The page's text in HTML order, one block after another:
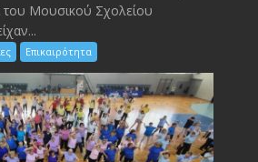
του Μουσικού Σχολείου
Επικαιρότητα